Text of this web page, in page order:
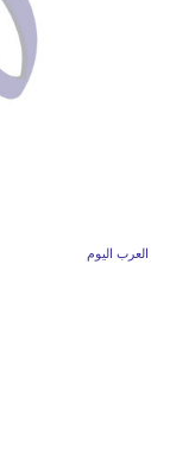
العرب اليوم